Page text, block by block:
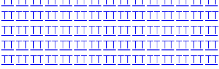
TTTTTTTTTTTTTTTTTTTTTTTTTTTTTT
TTTTTTTTTTTTTTTTTTTTTTTTTTTTTT
TTTTTTTTTTTTTTTTTTTTTTTTTTTTTT
TTTTTTTTTTTTTTTTTTTTTTTTTTTTTT